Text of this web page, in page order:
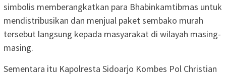
simbolis memberangkatkan para Bhabinkamtibmas untuk
mendistribusikan dan menjual paket sembako murah
tersebut langsung kepada masyarakat di wilayah masing-
masing.
Sementara itu Kapolresta Sidoarjo Kombes Pol Christian